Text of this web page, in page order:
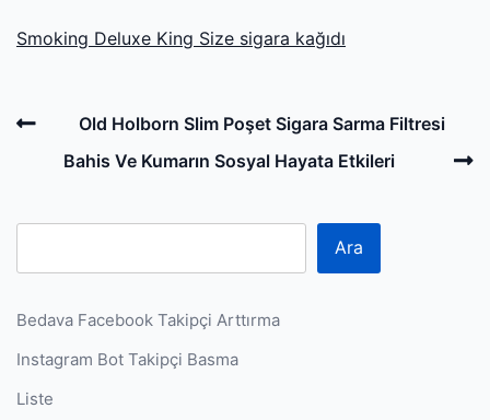
Smoking Deluxe King Size sigara kağıdı
Post
navigation
PreviousOld Holborn Slim Poşet Sigara Sarma Filtresi
Bahis Ve Kumarın Sosyal Hayata Etkileri
Ara
Bedava Facebook Takipçi Arttırma
Instagram Bot Takipçi Basma
Liste